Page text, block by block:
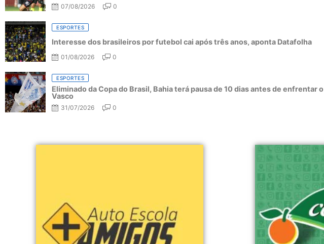
07/08/2026 0
ESPORTES
Interesse dos brasileiros por futebol cai após três anos, aponta Datafolha
01/08/2026 0
ESPORTES
Eliminado da Copa do Brasil, Bahia terá pausa de 10 dias antes de enfrentar o
Vasco
31/07/2026 0